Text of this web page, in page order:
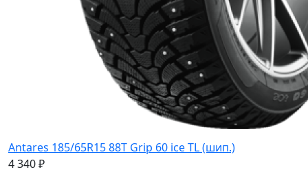
Antares 185/65R15 88T Grip 60 ice TL (шип.)
4 340 ₽